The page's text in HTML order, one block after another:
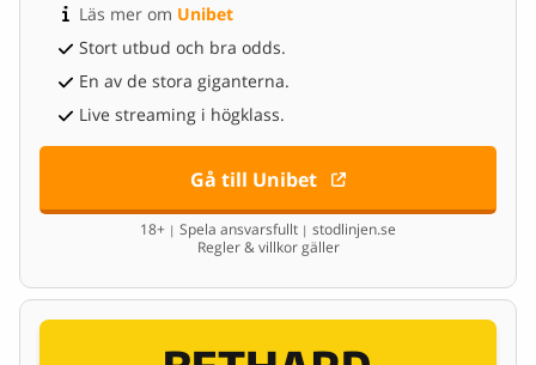
Läs mer om Unibet
Stort utbud och bra odds.
En av de stora giganterna.
Live streaming i högklass.
Gå till Unibet
18+ | Spela ansvarsfullt | stodlinjen.se
Regler & villkor gäller